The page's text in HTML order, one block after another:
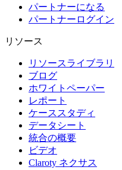
パートナーになる
パートナーログイン
リソース
リソースライブラリ
ブログ
ホワイトペーパー
レポート
ケーススタディ
データシート
統合の概要
ビデオ
Claroty ネクサス